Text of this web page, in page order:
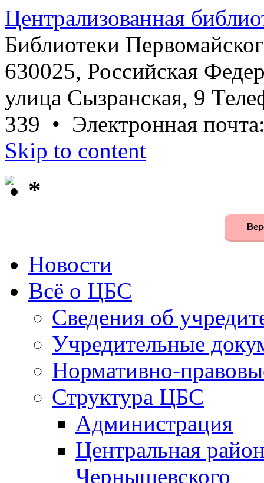
Централизованная
Библиотеки
630025, Российская
улица Сызранская, 9
339 • Электронная
Skip to content
*
Новости
Всё о ЦБС
Сведения об
Учредительные
Нормативно-
Структура ЦБС
Администрация
Центральная
Чернышевского